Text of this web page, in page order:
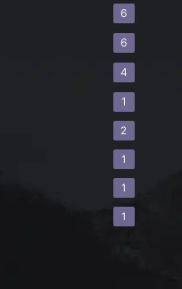
6
6
4
1
2
1
1
1